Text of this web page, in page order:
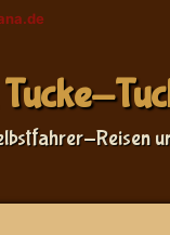
Reisen